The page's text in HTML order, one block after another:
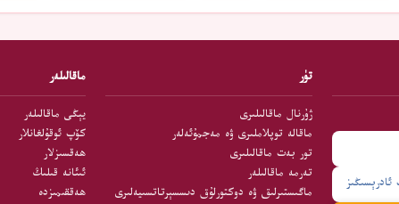
تۈر
ژۇرنال ماقالىلىرى
ماقالە توپلاملىرى ۋە مەجمۇئەلەر
تور بەت ماقالىلىرى
تەرمە ماقالىلەر
ماگىستىرلىق ۋە دوكتورلۇق دىسسېرتاتسىيەلىرى
ماقالىلەر
يېڭى ماقالىلەر
كۆپ ئوقۇلغانلار
ھەقسىزلار
ئىئانە قىلىڭ
ھەققىمىزدە